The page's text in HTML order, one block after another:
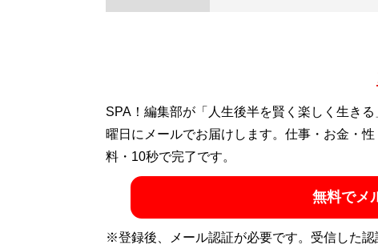
SPA！編集部が「人生後半を賢く楽しく生き
曜日にメールでお届けします。仕事・お金・
料・10秒で完了です。
無料でメ
※登録後、メール認証が必要です。受信した認